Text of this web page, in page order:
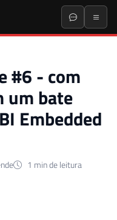
#6 - com
um bate
Embedded
1 min de leitura